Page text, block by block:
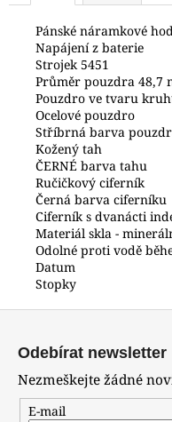
Pánské náramkové
Napájení z baterie
Strojek 5451
Průměr pouzdra 48,7
Pouzdro ve tvaru
Ocelové pouzdro
Stříbrná barva
Kožený tah
ČERNÉ barva tahu
Ručičkový ciferník
Černá barva ciferníku
Ciferník s dvanácti
Materiál skla -
Odolné proti vodě
Datum
Stopky
j
HODINKY
ORIENT
CGW01001W0
800
Kč
Odebírat newsletter
Nezmeškejte žádné
E-mail